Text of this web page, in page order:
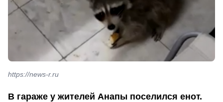
https://news-r.ru
В гараже у жителей Анапы поселился енот.